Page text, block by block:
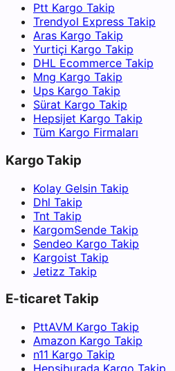
Ptt Kargo Takip
Trendyol Express Takip
Aras Kargo Takip
Yurtiçi Kargo Takip
DHL Ecommerce Takip
Mng Kargo Takip
Ups Kargo Takip
Sürat Kargo Takip
Hepsijet Kargo Takip
Tüm Kargo Firmaları
Kargo Takip
Kolay Gelsin Takip
Dhl Takip
Tnt Takip
KargomSende Takip
Sendeo Kargo Takip
Kargoist Takip
Jetizz Takip
E-ticaret Takip
PttAVM Kargo Takip
Amazon Kargo Takip
n11 Kargo Takip